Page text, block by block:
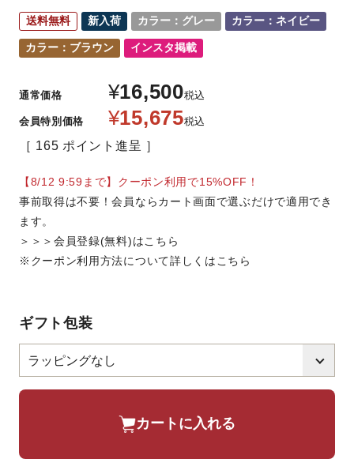
送料無料 新入荷 カラー：グレー カラー：ネイビー
カラー：ブラウン インスタ掲載
通常価格 ¥16,500税込
会員特別価格 ¥15,675税込
165 ポイント進呈
【8/12 9:59まで】クーポン利用で15%OFF！
事前取得は不要！会員ならカート画面で選ぶだけで適用でき
ます。
＞＞＞会員登録(無料)はこちら
※クーポン利用方法について詳しくはこちら
ギフト包装
カートに入れる